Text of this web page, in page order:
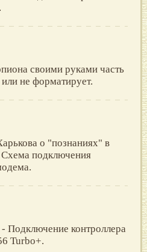
своими руками часть
не форматирует.
о "познаниях" в
подключения
- Подключение контроллера
Turbo+.